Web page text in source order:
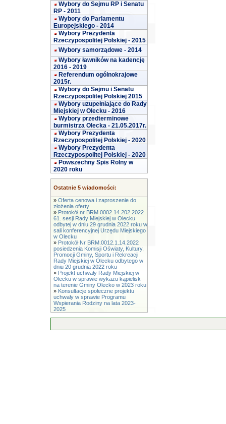
Wybory do Sejmu RP i Senatu
RP - 2011
Wybory do Parlamentu
Europejskiego - 2014
Wybory Prezydenta
Rzeczypospolitej Polskiej - 2015
Wybory samorządowe - 2014
Wybory ławników na kadencję
2016 - 2019
Referendum ogólnokrajowe
2015r.
Wybory do Sejmu i Senatu
Rzeczypospolitej Polskiej 2015
Wybory uzupełniające do Rady
Miejskiej w Olecku - 2016
Wybory przedterminowe
burmistrza Olecka - 21.05.2017r.
Wybory Prezydenta
Rzeczypospolitej Polskiej - 2020
Wybory Prezydenta
Rzeczypospolitej Polskiej - 2020
Powszechny Spis Rolny w
2020 roku
Ostatnie 5 wiadomości:
» Oferta cenowa i zaproszenie do
złożenia oferty
» Protokół nr BRM.0002.14.202.2022
61. sesji Rady Miejskiej w Olecku
odbytej w dniu 29 grudnia 2022 roku w
sali konferencyjnej Urzędu Miejskiego
w Olecku
» Protokół Nr BRM.0012.1.14.2022
posiedzenia Komisji Oświaty, Kultury,
Promocji Gminy, Sportu i Rekreacji
Rady Miejskiej w Olecku odbytego w
dniu 20 grudnia 2022 roku
» Projekt uchwały Rady Miejskiej w
Olecku w sprawie wykazu kąpielisk
na terenie Gminy Olecko w 2023 roku
» Konsultacje społeczne projektu
uchwały w sprawie Programu
Wspierania Rodziny na lata 2023-
2025